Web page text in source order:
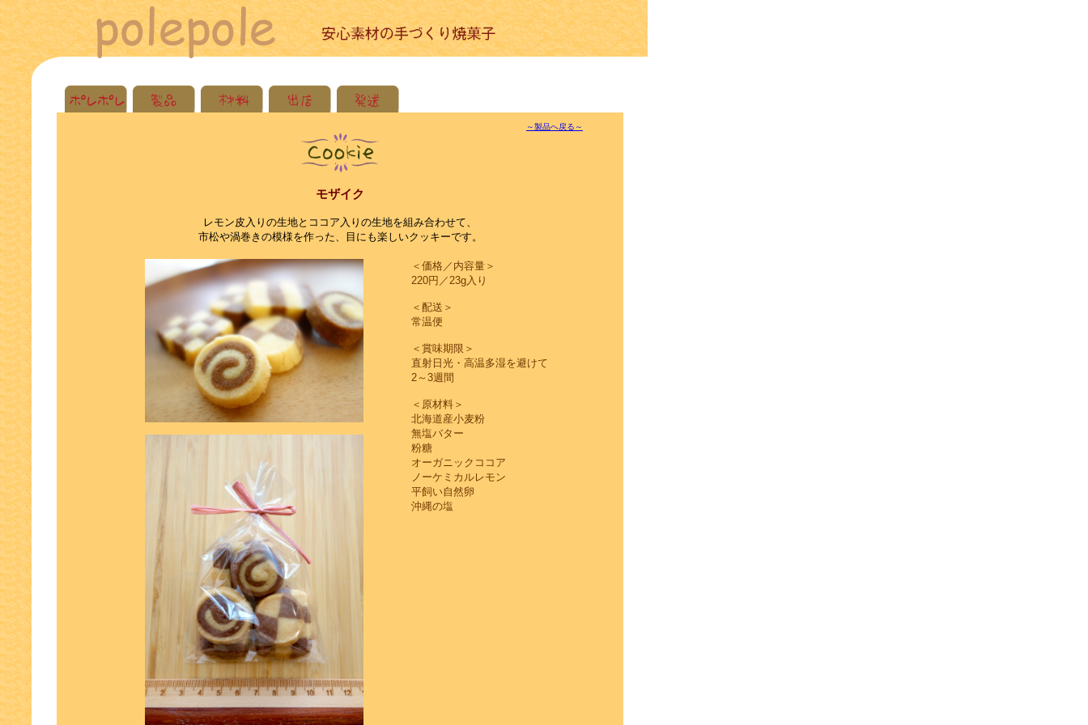
～製品へ戻る～
モザイク
レモン皮入りの生地とココア入りの生地を組み合わせて、
市松や渦巻きの模様を作った、目にも楽しいクッキーです。
＜価格／内容量＞
220円／23g入り
＜配送＞
常温便
＜賞味期限＞
直射日光・高温多湿を避けて
2～3週間
＜原材料＞
北海道産小麦粉
無塩バター
粉糖
オーガニックココア
ノーケミカルレモン
平飼い自然卵
沖縄の塩